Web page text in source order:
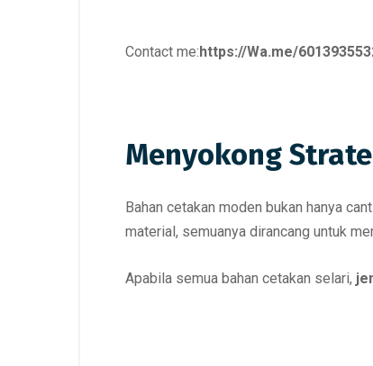
Contact me:https://Wa.me/
Menyokong
Bahan cetakan moden bukan hanya
material, semuanya dirancang untuk
Apabila semua bahan cetakan selari,